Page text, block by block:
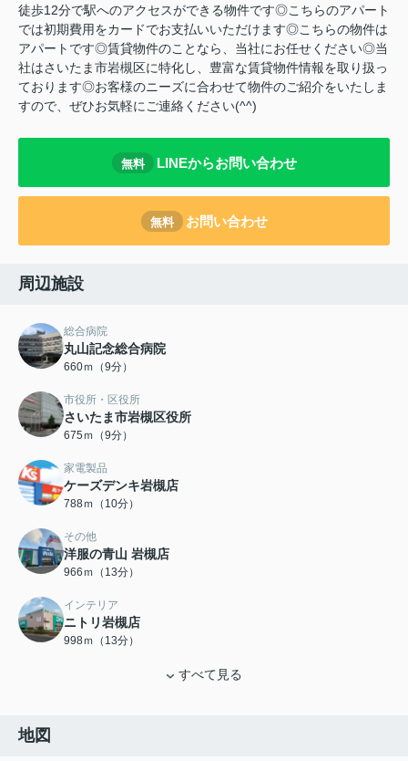
徒歩12分で駅へのアクセスができる物件です◎こちらのアパート
では初期費用をカードでお支払いいただけます◎こちらの物件は
アパートです◎賃貸物件のことなら、当社にお任せください◎当
社はさいたま市岩槻区に特化し、豊富な賃貸物件情報を取り扱っ
ております◎お客様のニーズに合わせて物件のご紹介をいたしま
すので、ぜひお気軽にご連絡ください(^^)
無料 LINEからお問い合わせ
無料 お問い合わせ
周辺施設
総合病院
丸山記念総合病院
660ｍ（9分）
市役所・区役所
さいたま市岩槻区役所
675ｍ（9分）
家電製品
ケーズデンキ岩槻店
788ｍ（10分）
その他
洋服の青山 岩槻店
966ｍ（13分）
インテリア
ニトリ岩槻店
998ｍ（13分）
すべて見る
地図